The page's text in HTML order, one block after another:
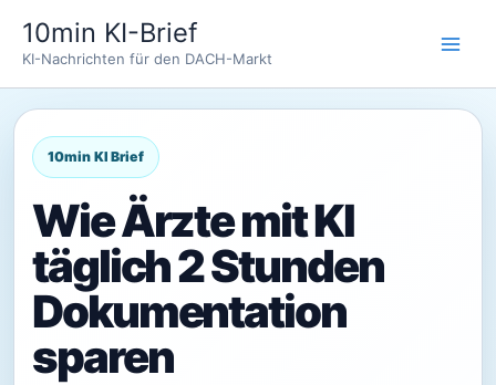
Inhalt
springen
10min KI-Brief
KI-Nachrichten für den DACH-Markt
Wie Ärzte mit KI
täglich 2 Stunden
Dokumentation
sparen